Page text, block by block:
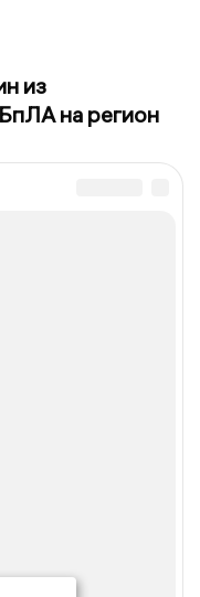
из
на регион